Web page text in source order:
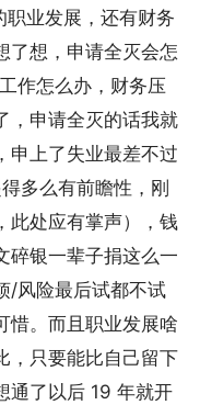
业发展，还有财务
了想，申请全灭会怎
作怎么办，财务压
，申请全灭的话我就
申上了失业最差不过
多么有前瞻性，刚
此处应有掌声），钱
碎银一辈子捐这么一
/风险最后试都不试
惜。而且职业发展啥
，只要能比自己留下
通了以后 19 年就开